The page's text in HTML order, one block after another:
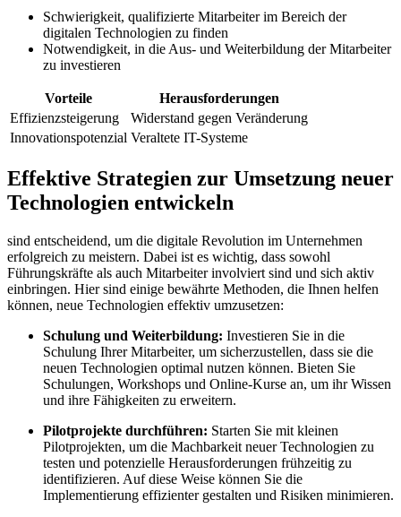
Schwierigkeit,‌ qualifizierte Mitarbeiter im Bereich der
digitalen‌ Technologien zu finden
Notwendigkeit, in die⁢ Aus-‍ und Weiterbildung der ⁢Mitarbeiter
zu investieren
Vorteile
Herausforderungen
Effizienzsteigerung
Widerstand gegen ⁣Veränderung
Innovationspotenzial Veraltete IT-Systeme
Effektive Strategien ⁣zur Umsetzung neuer‌
Technologien‌ entwickeln
sind entscheidend, um die digitale Revolution im Unternehmen
erfolgreich zu meistern. Dabei ⁣ist es wichtig, dass sowohl
Führungskräfte als‌ auch Mitarbeiter involviert ⁢sind und sich aktiv
einbringen. Hier sind⁣ einige bewährte Methoden, die Ihnen⁤ helfen
⁢können, ⁤neue Technologien effektiv‌ umzusetzen:
Schulung und Weiterbildung: Investieren Sie ⁤in die
Schulung Ihrer⁤ Mitarbeiter, um ​sicherzustellen, dass sie die
neuen Technologien ​optimal nutzen können. Bieten ⁣Sie
Schulungen, Workshops und Online-Kurse an, um ihr ​Wissen
und ⁤ihre Fähigkeiten ​zu ‌erweitern.
Pilotprojekte durchführen: Starten Sie ⁣mit kleinen
Pilotprojekten, um⁣ die ⁢Machbarkeit neuer Technologien zu
testen ⁤und potenzielle ⁢Herausforderungen frühzeitig zu ​
identifizieren. Auf⁣ diese Weise können ⁤Sie die
Implementierung⁢ effizienter⁢ gestalten und Risiken minimieren.